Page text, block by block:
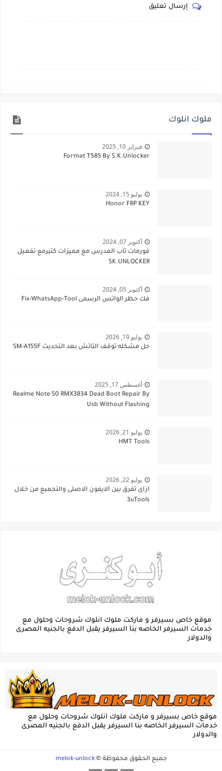
إرسال تعليق
ملوك انلوك
فبراير 10, 2025
Format T585 By S.K.Unlocker
يوليو 15, 2024
Honor FRP KEY
أكتوبر 07, 2024
فورمات تاب المدرس مع مميزات كتيرمع تفعيل
SK.UNLOCKER
أكتوبر 05, 2024
فك حظر الواتس الرسمى Fix-WhatsApp-Tool
يوليو 19, 2026
حل مشكله توقف التاتش بعد التحديث SM-A155F
أغسطس 17, 2025
Realme Note 50 RMX3834 Dead Boot Repair By
Usb Without Flashing
يوليو 21, 2026
HMT Tools
يوليو 22, 2026
ازاى تفرق بين الايفون الاصلى والتجميع من خلال
3uTools
موقع خاص بسيرفر و ماركت ملوك انلوك شروحات وحلول مع
خدمات السيرفر الخاصه بنا السيرفر يقبل الدفع بالجنيه المصرى
والدولار
موقع خاص بسيرفر و ماركت ملوك انلوك شروحات وحلول مع
خدمات السيرفر الخاصه بنا السيرفر يقبل الدفع بالجنيه المصرى
والدولار
جميع الحقوق محفوظة © melok-unlock